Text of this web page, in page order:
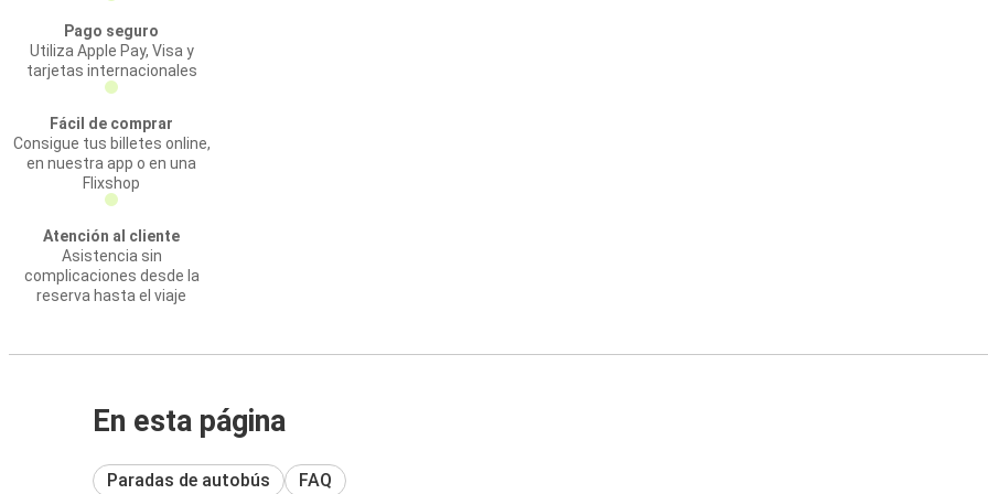
Pago seguro
Utiliza Apple Pay, Visa y
tarjetas internacionales
Fácil de comprar
Consigue tus billetes online,
en nuestra app o en una
Flixshop
Atención al cliente
Asistencia sin
complicaciones desde la
reserva hasta el viaje
En esta página
Paradas de autobús FAQ